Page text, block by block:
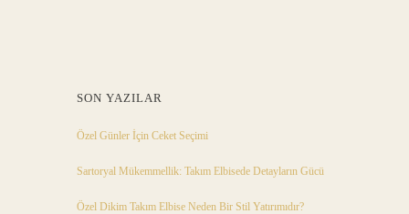
SON YAZILAR
Özel Günler İçin Ceket Seçimi
Sartoryal Mükemmellik: Takım Elbisede Detayların Gücü
Özel Dikim Takım Elbise Neden Bir Stil Yatırımıdır?